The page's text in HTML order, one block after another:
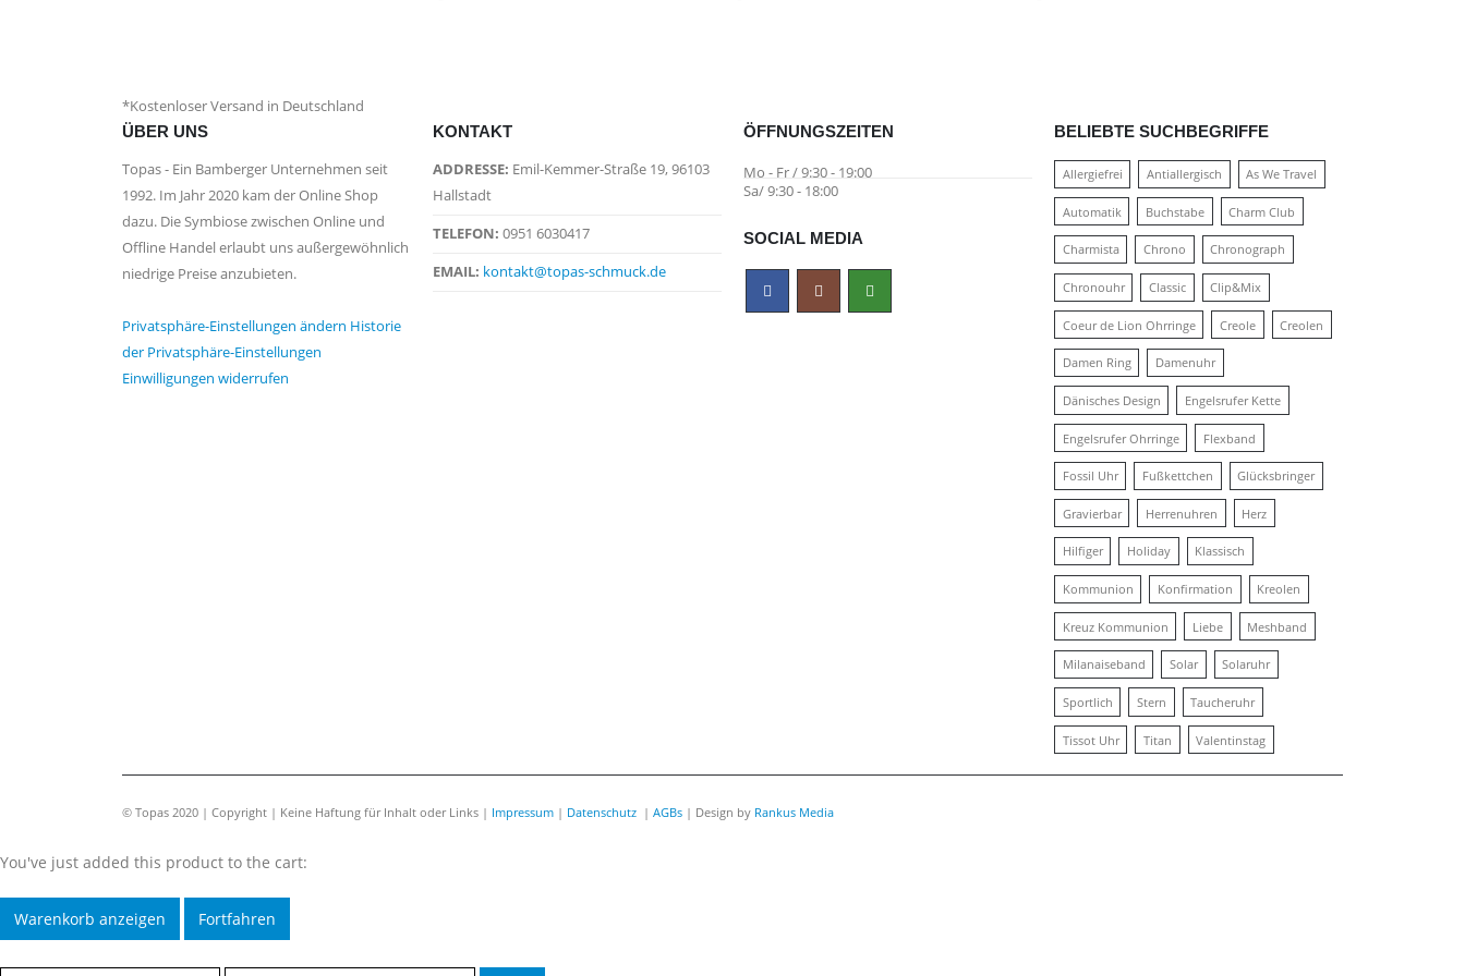
*Kostenloser Versand in Deutschland
ÜBER UNS
Topas - Ein Bamberger Unternehmen seit
1992. Im Jahr 2020 kam der Online Shop
dazu. Die Symbiose zwischen Online und
Offline Handel erlaubt uns außergewöhnlich
niedrige Preise anzubieten.
Privatsphäre-Einstellungen ändern Historie
der Privatsphäre-Einstellungen
Einwilligungen widerrufen
KONTAKT
ADDRESSE: Emil-Kemmer-Straße 19, 96103
Hallstadt
TELEFON: 0951 6030417
EMAIL: kontakt@topas-schmuck.de
ÖFFNUNGSZEITEN
Mo - Fr / 9:30 - 19:00
Sa/ 9:30 - 18:00
SOCIAL MEDIA
BELIEBTE SUCHBEGRIFFE
Allergiefrei Antiallergisch As We Travel
Automatik Buchstabe Charm Club
Charmista Chrono Chronograph
Chronouhr Classic Clip&Mix
Coeur de Lion Ohrringe Creole Creolen
Damen Ring Damenuhr
Dänisches Design Engelsrufer Kette
Engelsrufer Ohrringe Flexband
Fossil Uhr Fußkettchen Glücksbringer
Gravierbar Herrenuhren Herz
Hilfiger Holiday Klassisch
Kommunion Konfirmation Kreolen
Kreuz Kommunion Liebe Meshband
Milanaiseband Solar Solaruhr
Sportlich Stern Taucheruhr
Tissot Uhr Titan Valentinstag
© Topas 2020 | Copyright | Keine Haftung für Inhalt oder Links | Impressum | Datenschutz | AGBs | Design by Rankus Media
You've just added this product to the cart:
Warenkorb anzeigen Fortfahren